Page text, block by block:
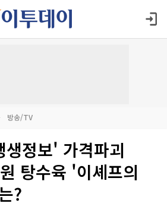
방송/TV
정보' 가격파괴
탕수육 '이셰프의
?